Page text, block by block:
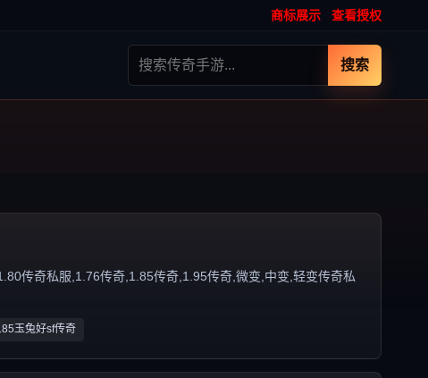
商标展示 查看授权
搜索
传奇私服,1.76传奇,1.85传奇,1.95传奇,微变,中变,轻变传奇私
玉兔好sf传奇